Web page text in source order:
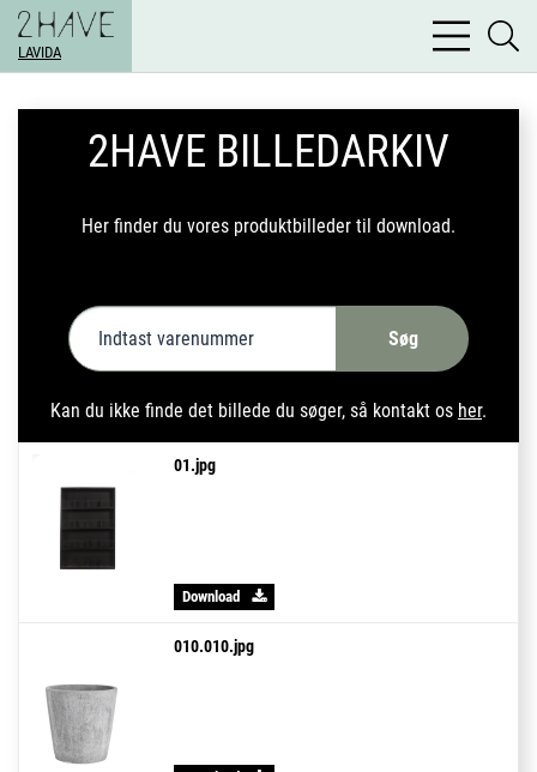
LAVIDA
bars
light
2HAVE BILLEDARKIV
Her finder du vores produktbilleder til download.
Søg
Kan du ikke finde det billede du søger, så kontakt os her.
01.jpg
Download
010.010.jpg